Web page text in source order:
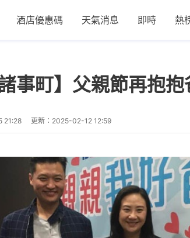
酒店優惠碼 天氣消息 即時 熱
諸事町】父親節再抱
21:28 更新： 2025-02-12 12:59